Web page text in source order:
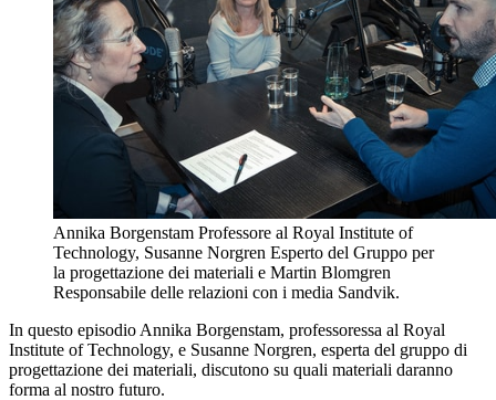
Annika Borgenstam Professore al Royal Institute of
Technology, Susanne Norgren Esperto del Gruppo per
la progettazione dei materiali e Martin Blomgren
Responsabile delle relazioni con i media Sandvik.
In questo episodio Annika Borgenstam, professoressa al Royal
Institute of Technology, e Susanne Norgren, esperta del gruppo di
progettazione dei materiali, discutono su quali materiali daranno
forma al nostro futuro.